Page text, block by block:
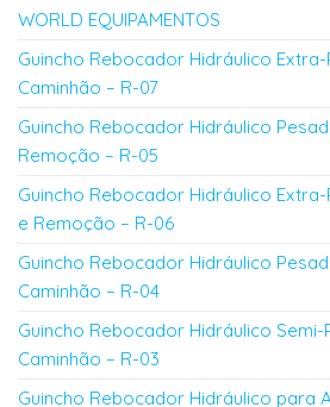
WORLD EQUIPAMENTOS
Guincho Rebocador Hidráulico
Caminhão – R-07
Guincho Rebocador Hidráulico
Remoção – R-05
Guincho Rebocador Hidráulico
e Remoção – R-06
Guincho Rebocador Hidráulico
Caminhão – R-04
Guincho Rebocador Hidráulico
Caminhão – R-03
Guincho Rebocador Hidráulico para